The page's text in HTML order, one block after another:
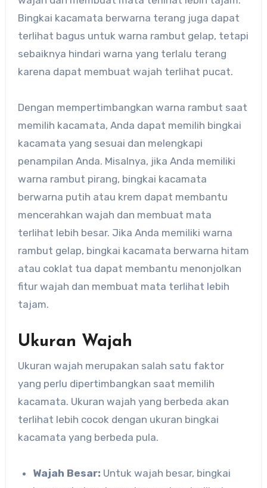
Bingkai kacamata berwarna terang juga dapat
terlihat bagus untuk warna rambut gelap, tetapi
sebaiknya hindari warna yang terlalu terang
karena dapat membuat wajah terlihat pucat.
Dengan mempertimbangkan warna rambut saat
memilih kacamata, Anda dapat memilih bingkai
kacamata yang sesuai dan melengkapi
penampilan Anda. Misalnya, jika Anda memiliki
warna rambut pirang, bingkai kacamata
berwarna putih atau krem dapat membantu
mencerahkan wajah dan membuat mata
terlihat lebih besar. Jika Anda memiliki warna
rambut gelap, bingkai kacamata berwarna hitam
atau coklat tua dapat membantu menonjolkan
fitur wajah dan membuat mata terlihat lebih
tajam.
Ukuran Wajah
Ukuran wajah merupakan salah satu faktor
yang perlu dipertimbangkan saat memilih
kacamata. Ukuran wajah yang berbeda akan
terlihat lebih cocok dengan ukuran bingkai
kacamata yang berbeda pula.
Wajah Besar: Untuk wajah besar, bingkai